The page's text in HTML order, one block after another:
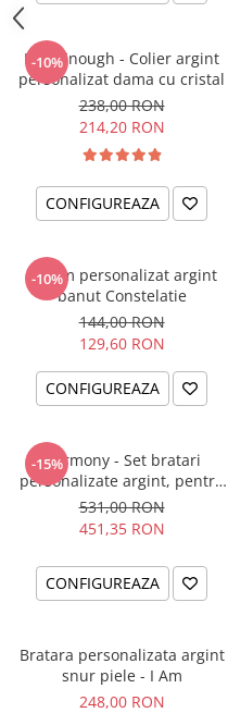
-10%
I am Enough - Colier argint
personalizat dama cu cristal
238,00 RON
214,20 RON
CONFIGUREAZA
-10%
Charm personalizat argint
banut Constelatie
144,00 RON
129,60 RON
CONFIGUREAZA
-15%
Harmony - Set bratari
personalizate argint, pentru
el si ea
531,00 RON
451,35 RON
CONFIGUREAZA
Bratara personalizata argint
snur piele - I Am
248,00 RON